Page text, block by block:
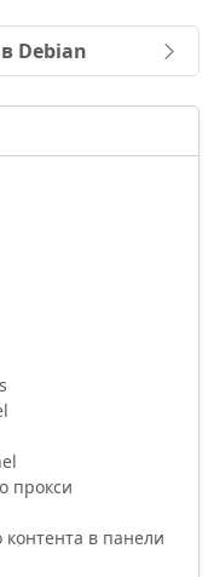
Debian
прокси
контента в панели